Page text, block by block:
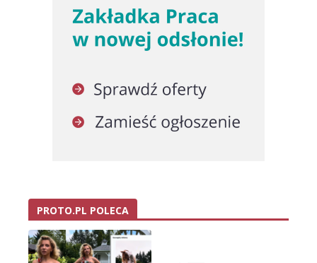
PROTO.PL POLECA